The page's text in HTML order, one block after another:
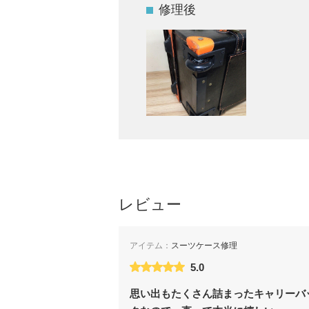
修理後
レビュー
アイテム： スーツケース修理
5.0
思い出もたくさん詰まったキャリーバ